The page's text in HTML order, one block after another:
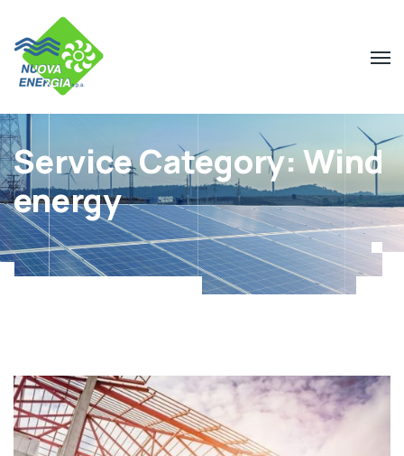
Service Category:Wind
energy